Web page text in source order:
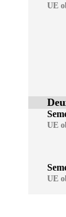
UE
UE
UE